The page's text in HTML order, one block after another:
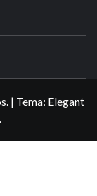
| Tema: Elegant
.